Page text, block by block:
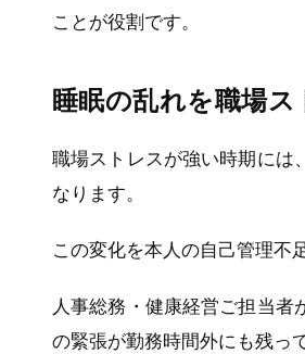
ことが役割です。
睡眠の乱れを職場
職場ストレスが強い時期には
なります。
この変化を本人の自己管理不
人事総務・健康経営ご担当
の緊張が勤務時間外にも残っ